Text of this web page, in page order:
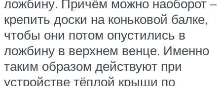
ложбину. Причём можно наоборот –
крепить доски на коньковой балке,
чтобы они потом опустились в
ложбину в верхнем венце. Именно
таким образом действуют при
устройстве тёплой крыши по